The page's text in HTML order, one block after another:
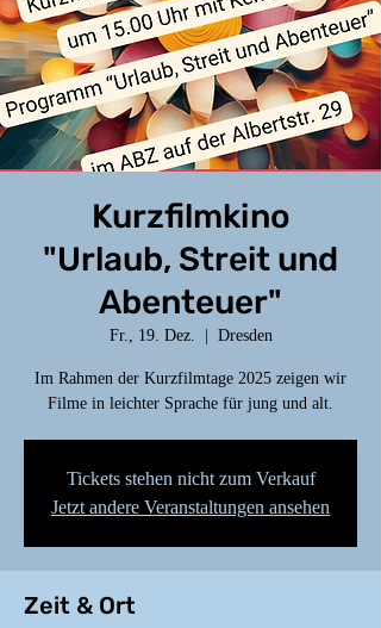
Kurzfilmkino
"Urlaub, Streit und
Abenteuer"
Fr., 19. Dez. Dresden
Im Rahmen der Kurzfilmtage 2025 zeigen wir
Filme in leichter Sprache für jung und alt.
Tickets stehen nicht zum Verkauf
Jetzt andere Veranstaltungen ansehen
Zeit & Ort